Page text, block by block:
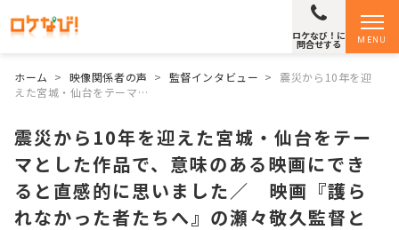
MENU
ロケなび！に
問合せする
ホーム > 映像関係者の声 > 監督インタビュー >
震災から10年を迎
えた宮城・仙台をテーマ…
震災から10年を迎えた宮城・仙台をテー
マとした作品で、意味のある映画にでき
ると直感的に思いました／ 映画『護ら
れなかった者たちへ』の瀬々敬久監督と